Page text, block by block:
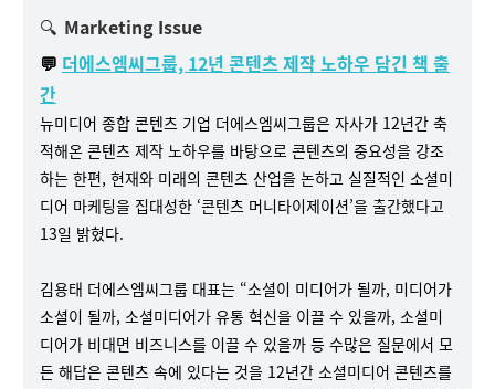
🔍 Marketing Issue
💬 더에스엠씨그룹, 12년 콘텐츠 제작 노하우 담긴 책 출
간
뉴미디어 종합 콘텐츠 기업 더에스엠씨그룹은 자사가 12년간 축
적해온 콘텐츠 제작 노하우를 바탕으로 콘텐츠의 중요성을 강조
하는 한편, 현재와 미래의 콘텐츠 산업을 논하고 실질적인 소셜미
디어 마케팅을 집대성한 ‘콘텐츠 머니타이제이션’을 출간했다고
13일 밝혔다.
김용태 더에스엠씨그룹 대표는 “소셜이 미디어가 될까, 미디어가
소셜이 될까, 소셜미디어가 유통 혁신을 이끌 수 있을까, 소셜미
디어가 비대면 비즈니스를 이끌 수 있을까 등 수많은 질문에서 모
든 해답은 콘텐츠 속에 있다는 것을 12년간 소셜미디어 콘텐츠를